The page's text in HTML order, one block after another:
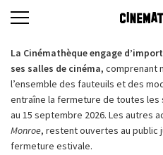
La Cinémathèque engage
ses salles de cinéma, comprenant
l’ensemble des fauteuils et des
entraîne la fermeture de toutes les
au 15 septembre 2026. Les autres
Monroe, restent ouvertes au public
fermeture estivale.